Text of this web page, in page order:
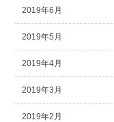
2019年6月
2019年5月
2019年4月
2019年3月
2019年2月